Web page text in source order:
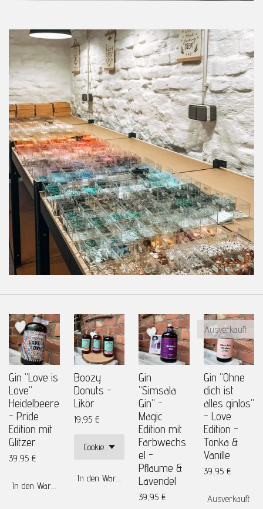
Gin "Love is
Love"
Heidelbeere
- Pride
Edition mit
Glitzer
39,95 €
In den Warenkorb
Boozy
Donuts -
Likör
19,95 €
In den Warenkorb
Gin
"Simsala
Gin" -
Magic
Edition mit
Farbwechs
el -
Pflaume &
Lavendel
39,95 €
Ausverkauft
Gin "Ohne
dich ist
alles ginlos"
- Love
Edition -
Tonka &
Vanille
39,95 €
Ausverkauft